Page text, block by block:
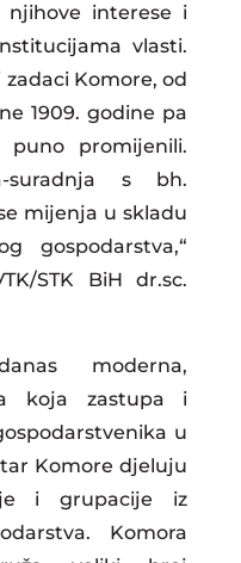
njihove interese i
vlasti.
Komore, od
1909. godine pa
promijenili.
suradnja s bh.
mijenja u skladu
gospodarstva,“
STK BiH dr.sc.
moderna,
koja zastupa i
u
Komore djeluju
i grupacije iz
Komora